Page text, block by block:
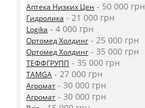
Аптека Низких Цен - 50 000 грн
Гидролика - 21 000 грн
Logika - 4 000 грн
Ортомед Холдинг - 25 000 грн
Ортомед Холдинг - 35 000 грн
ТЕФФГРУПП - 35 000 грн
TAMGA - 27 000 грн
Агромат - 30 000 грн
Агромат - 30 000 грн